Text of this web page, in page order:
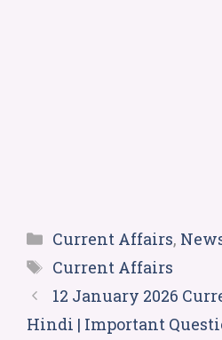
Current Affairs,
Current Affairs
12 January 2026
Hindi | Important